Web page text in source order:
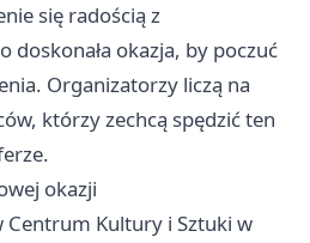
się radością z
doskonała okazja, by poczuć
Organizatorzy liczą na
którzy zechcą spędzić ten
okazji
Centrum Kultury i Sztuki w